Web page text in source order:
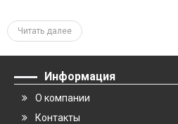
Основы колопроктологии. Под
Колопроктология. Клинические
Материалы, представленные на
соответствуют Федеральному
образовательному стандарту.
Читать далее
Информация
О компании
Контакты